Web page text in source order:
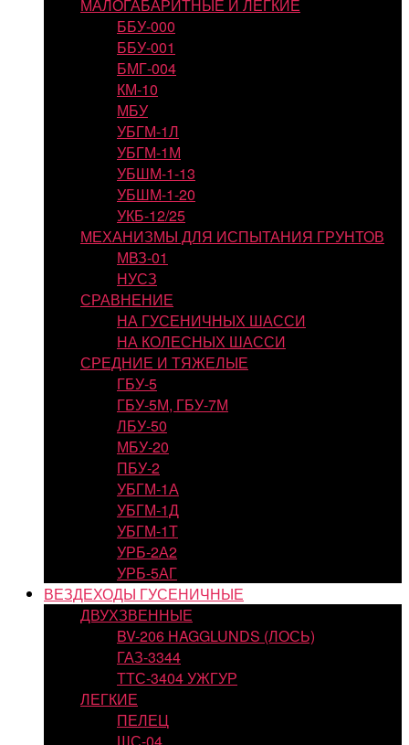
МАЛОГАБАРИТНЫЕ И ЛЕГКИЕ
ББУ-000
ББУ-001
БМГ-004
КМ-10
МБУ
УБГМ-1Л
УБГМ-1М
УБШМ-1-13
УБШМ-1-20
УКБ-12/25
МЕХАНИЗМЫ ДЛЯ ИСПЫТАНИЯ ГРУНТОВ
МВЗ-01
НУСЗ
СРАВНЕНИЕ
НА ГУСЕНИЧНЫХ ШАССИ
НА КОЛЕСНЫХ ШАССИ
СРЕДНИЕ И ТЯЖЕЛЫЕ
ГБУ-5
ГБУ-5М, ГБУ-7М
ЛБУ-50
МБУ-20
ПБУ-2
УБГМ-1А
УБГМ-1Д
УБГМ-1Т
УРБ-2А2
УРБ-5АГ
ВЕЗДЕХОДЫ ГУСЕНИЧНЫЕ
ДВУХЗВЕННЫЕ
BV-206 HAGGLUNDS (ЛОСЬ)
ГАЗ-3344
ТТС-3404 УЖГУР
ЛЕГКИЕ
ПЕЛЕЦ